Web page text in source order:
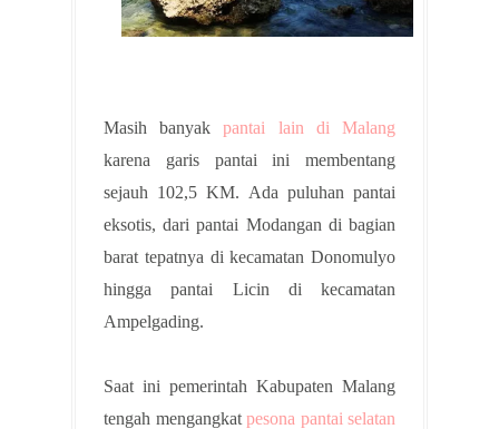
Masih banyakpantai lain di Malang
karena garis pantai ini membentang
sejauh 102,5 KM. Ada puluhan pantai
eksotis, dari pantai Modangan di bagian
barat tepatnya di kecamatan Donomulyo
hingga pantai Licin di kecamatan
Ampelgading.
Saat ini pemerintah Kabupaten Malang
tengah mengangkat pesona pantai selatan